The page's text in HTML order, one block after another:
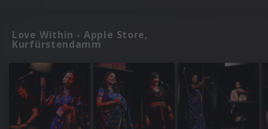
Love Within - Apple Store,
Kurfürstendamm